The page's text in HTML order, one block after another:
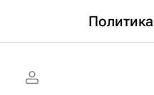
Политика